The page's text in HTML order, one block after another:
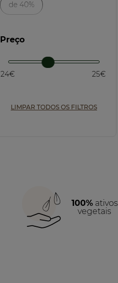
de 40%
Preço
24€ 25€
LIMPAR TODOS OS FILTROS
100%ativos
vegetais